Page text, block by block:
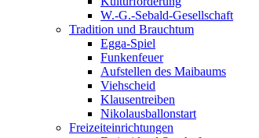
W.-G.-Sebald-Gesellschaft
Tradition und Brauchtum
Egga-Spiel
Funkenfeuer
Aufstellen des Maibaums
Viehscheid
Klausentreiben
Nikolausballonstart
Freizeiteinrichtungen